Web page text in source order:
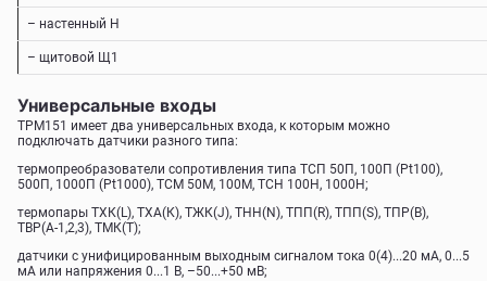
– настенный Н
– щитовой Щ1
Универсальные входы
ТРМ151 имеет два универсальных входа, к которым можно
подключать датчики разного типа:
термопреобразователи сопротивления типа ТСП 50П, 100П (Pt100),
500П, 1000П (Pt1000), ТСМ 50М, 100М, ТСН 100Н, 1000Н;
термопары TХК(L), ТХА(К), ТЖК(J), ТНН(N), ТПП(R), ТПП(S), ТПР(В),
TВР(А-1,2,3), ТМК(Т);
датчики с унифицированным выходным сигналом тока 0(4)...20 мА, 0...5
мА или напряжения 0...1 В, –50...+50 мВ;